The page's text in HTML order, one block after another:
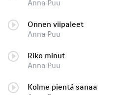
Anna Puu
Onnen viipaleet
Anna Puu
Riko minut
Anna Puu
Kolme pientä sanaa